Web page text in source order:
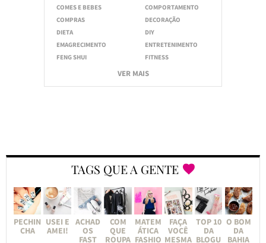
COMES E BEBES
COMPORTAMENTO
COMPRAS
DECORAÇÃO
DIETA
DIY
EMAGRECIMENTO
ENTRETENIMENTO
FENG SHUI
FITNESS
VER MAIS
TAGS QUE A GENTE
PECHIN
CHA
USEI E
AMEI!
ACHAD
OS
FAST
COM
QUE
ROUPA
MATEM
ÁTICA
FASHIO
FAÇA
VOCÊ
MESMA
TOP 10
DA
BLOGU
O BOM
DA
BAHIA